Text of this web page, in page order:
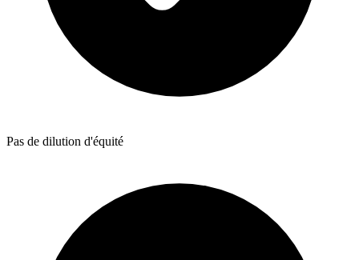
Pas de dilution d'équité